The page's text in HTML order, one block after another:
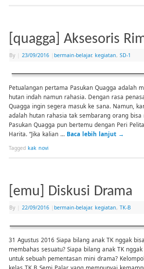
[quagga] Aksesoris
By 23/09/2016 bermain-belajar, kegiatan, SD-1
Petualangan pertama Pasukan Quagga adalah
hutan indah namun rahasia. Dengan rasa
Quagga ingin segera masuk ke sana. Namun,
adalah hutan rahasia tak sembarang orang bisa
Pasukan Quagga pun bertemu dengan Peri
Harita. “Jika kalian … Baca lebih lanjut →
Tagged kak novi
[emu] Diskusi Drama
By 22/09/2016 bermain-belajar, kegiatan, TK-B
31 Agustus 2016 Siapa bilang anak TK nggak
membahas sesuatu? Siapa bilang anak TK
untuk sebuah pementasan mini drama?
kelas TK B Semi Palar yang mempunyai